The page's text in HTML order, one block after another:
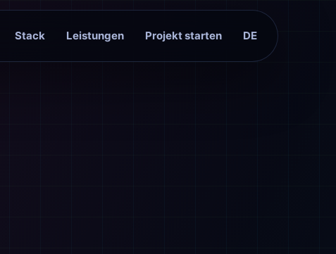
Stack Leistungen Projekt starten DE